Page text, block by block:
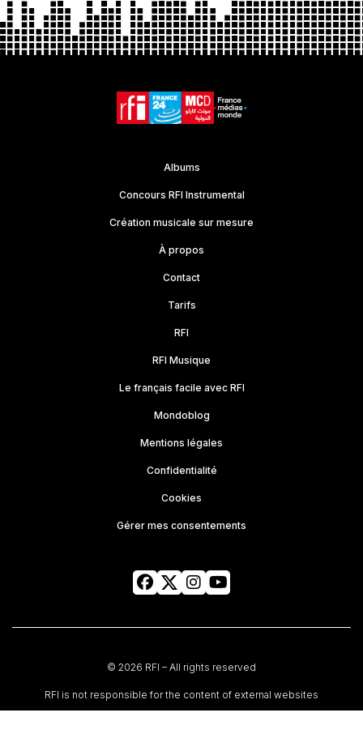
Albums
Concours RFI Instrumental
Création musicale sur mesure
À propos
Contact
Tarifs
RFI
RFI Musique
Le français facile avec RFI
Mondoblog
Mentions légales
Confidentialité
Cookies
Gérer mes consentements
© 2026 RFI – All rights reserved
RFI is not responsible for the content of external websites